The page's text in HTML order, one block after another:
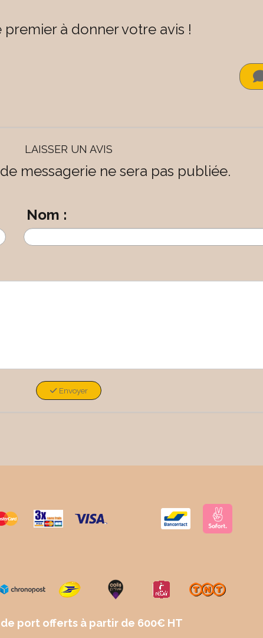
premier à donner votre avis !
LAISSER UN AVIS
messagerie ne sera pas publiée.
Nom :
Envoyer
de port offerts à partir de 600€ HT